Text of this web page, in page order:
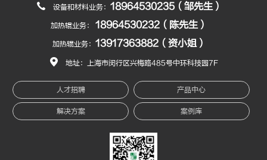
设备和材料业务： 18964530235（邹先生）
加热辊业务： 18964530232（陈先生）
加热辊业务： 13917363882（资小姐）
地址：上海市闵行区兴梅路485号中环科技园7F
人才招聘 产品中心
解决方案 案例库